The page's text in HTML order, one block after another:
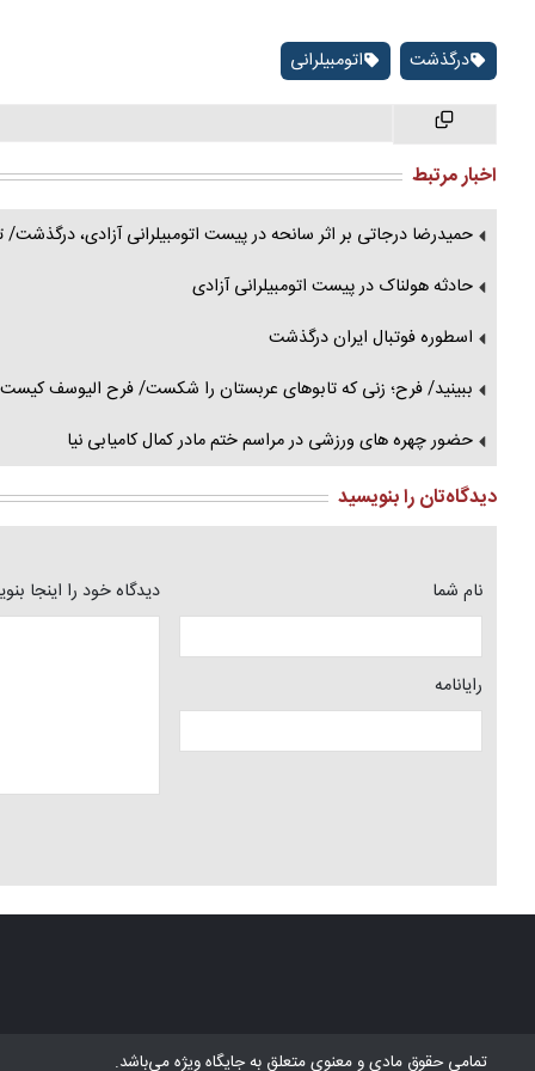
درگذشت اتومبیلرانی
اخبار مرتبط
حمیدرضا درجاتی بر اثر سانحه در پیست اتومبیلرانی آزادی، درگذشت/
حادثه هولناک در پیست اتومبیلرانی آزادی
اسطوره فوتبال ایران درگذشت
ببینید/ فرح؛ زنی که تابوهای عربستان را شکست/ فرح الیوسف
حضور چهره های ورزشی در مراسم ختم مادر کمال کامیابی نیا
دیدگاه‌تان را بنویسید
نام شما
رایانامه
دیدگاه خود را اینجا
تمامی حقوق مادی و معنوی متعلق بهجایگاه ویژهمی‌باشد.